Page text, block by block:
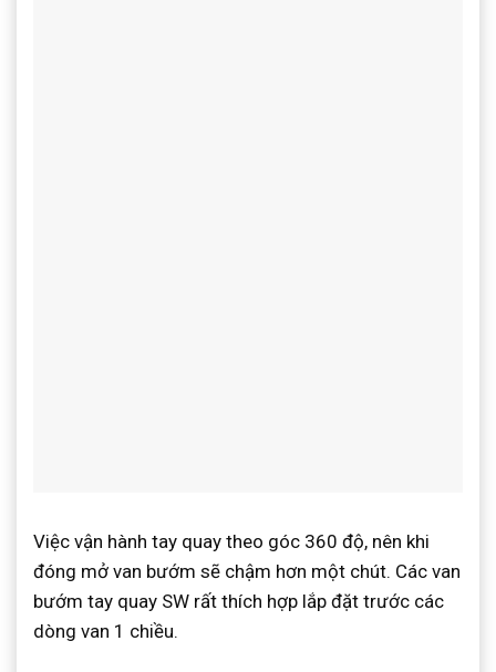
Việc vận hành tay quay theo góc 360 độ, nên khi
đóng mở van bướm sẽ chậm hơn một chút. Các van
bướm tay quay SW rất thích hợp lắp đặt trước các
dòng van 1 chiều.